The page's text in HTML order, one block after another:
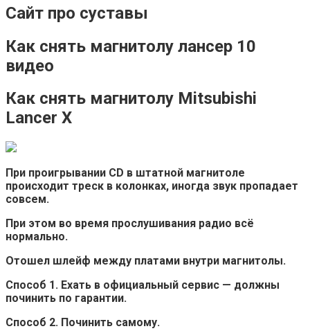
Сайт про суставы
Как снять магнитолу лансер 10
видео
Как снять магнитолу Mitsubishi
Lancer X
При проигрывании CD в штатной магнитоле
происходит треск в колонках, иногда звук пропадает
совсем.
При этом во время прослушивания радио всё
нормально.
Отошел шлейф между платами внутри магнитолы.
Способ 1. Ехать в официальный сервис — должны
починить по гарантии.
Способ 2. Починить самому.